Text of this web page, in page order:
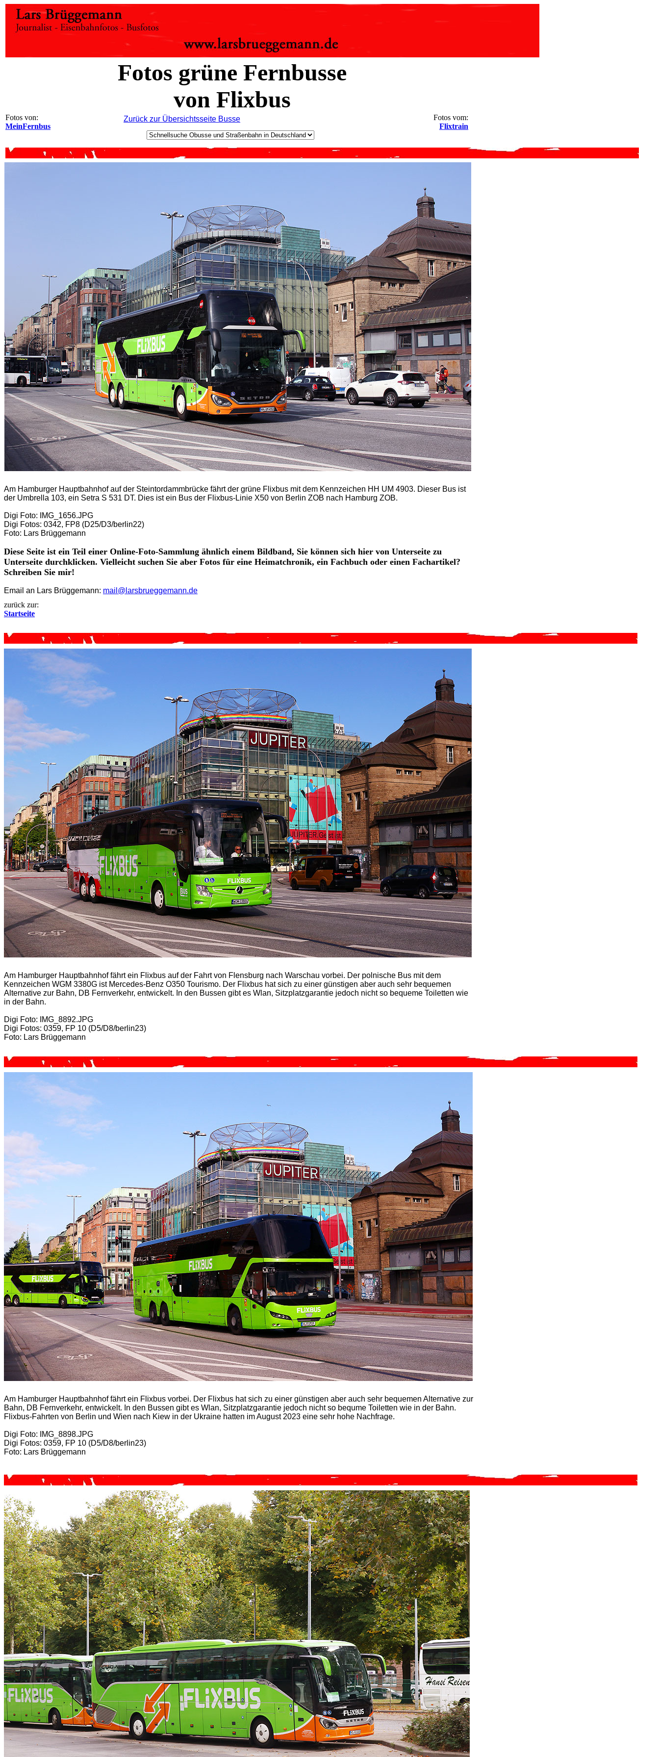
Fotos grüne Fernbusse
von Flixbus
Fotos von:
MeinFernbus
Fotos vom:
Flixtrain
Zurück zur Übersichtsseite Busse
Am Hamburger Hauptbahnhof auf der Steintordammbrücke fährt der grüne Flixbus mit dem Kennzeichen HH UM 4903. Dieser Bus ist
der Umbrella 103, ein Setra S 531 DT. Dies ist ein Bus der Flixbus-Linie X50 von Berlin ZOB nach Hamburg ZOB.
Digi Foto: IMG_1656.JPG
Digi Fotos: 0342, FP8 (D25/D3/berlin22)
Foto: Lars Brüggemann
Diese Seite ist ein Teil einer Online-Foto-Sammlung ähnlich einem Bildband, Sie können sich hier von Unterseite zu
Unterseite durchklicken. Vielleicht suchen Sie aber Fotos für eine Heimatchronik, ein Fachbuch oder einen Fachartikel?
Schreiben Sie mir!
Email an Lars Brüggemann: mail@larsbrueggemann.de
zurück zur:
Startseite
Am Hamburger Hauptbahnhof fährt ein Flixbus auf der Fahrt von Flensburg nach Warschau vorbei. Der polnische Bus mit dem
Kennzeichen WGM 3380G ist Mercedes-Benz O350 Tourismo. Der Flixbus hat sich zu einer günstigen aber auch sehr bequemen
Alternative zur Bahn, DB Fernverkehr, entwickelt. In den Bussen gibt es Wlan, Sitzplatzgarantie jedoch nicht so bequeme Toiletten wie
in der Bahn.
Digi Foto: IMG_8892.JPG
Digi Fotos: 0359, FP 10 (D5/D8/berlin23)
Foto: Lars Brüggemann
Am Hamburger Hauptbahnhof fährt ein Flixbus vorbei. Der Flixbus hat sich zu einer günstigen aber auch sehr bequemen Alternative zur
Bahn, DB Fernverkehr, entwickelt. In den Bussen gibt es Wlan, Sitzplatzgarantie jedoch nicht so bequme Toiletten wie in der Bahn.
Flixbus-Fahrten von Berlin und Wien nach Kiew in der Ukraine hatten im August 2023 eine sehr hohe Nachfrage.
Digi Foto: IMG_8898.JPG
Digi Fotos: 0359, FP 10 (D5/D8/berlin23)
Foto: Lars Brüggemann